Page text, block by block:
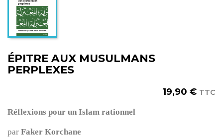
ÉPITRE AUX MUSULMANS
PERPLEXES
19,90 € TTC
Réflexions pour un Islam rationnel
par Faker Korchane